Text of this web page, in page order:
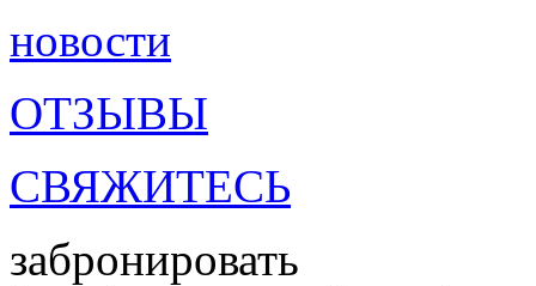
новости
ОТЗЫВЫ
СВЯЖИТЕСЬ
забронировать